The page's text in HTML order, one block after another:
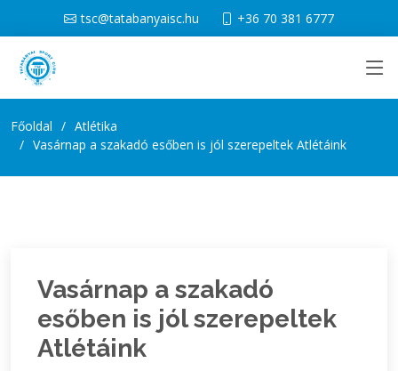
tsc@tatabanyaisc.hu +36 70 381 6777
Főoldal
Atlétika
Vasárnap a szakadó esőben is jól szerepeltek Atlétáink
Vasárnap a szakadó
esőben is jól szerepeltek
Atlétáink